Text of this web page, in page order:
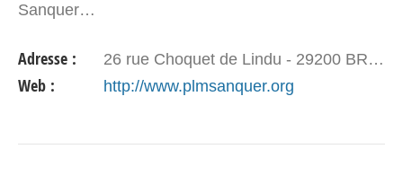
Sanquer…
Adresse : 26 rue Choquet de Lindu - 29200 BREST
Web : http://www.plmsanquer.org